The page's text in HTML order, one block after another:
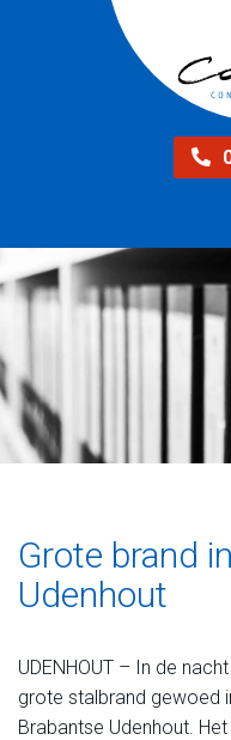
Grote brand
Udenhout
UDENHOUT – In de
grote stalbrand gewoed
Brabantse Udenhout.